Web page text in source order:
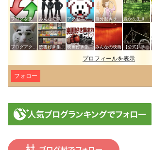
ブログを更新したらここで報告 みんなで気軽にアクセスアップ アクセスアップのお手伝い！ブログサークルあんてな 自分磨きサークル 豊かな生き方サークル
ブログアクセスアップサークル 読書好き集まれ！ 映画好き集まれ('ω')ノ みんなの映画 【公式】学問・教育サークル
プロフィールを表示
フォロー